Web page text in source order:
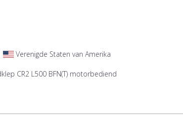
Verenigde Staten van Amerika
CR2 L500 BFN(T) motorbediend